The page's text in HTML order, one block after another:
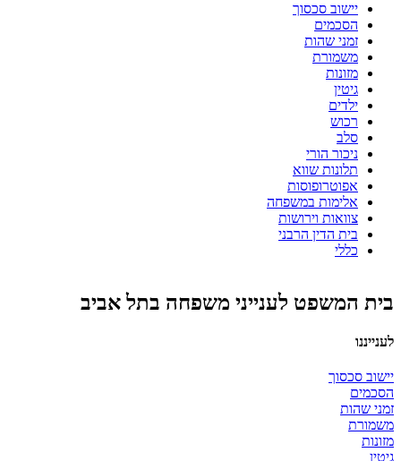
יישוב סכסוך
הסכמים
זמני שהות
משמורת
מזונות
גיטין
ילדים
רכוש
סלב
ניכור הורי
תלונות שווא
אפוטרופוסות
אלימות במשפחה
צוואות וירושות
בית הדין הרבני
כללי
בית המשפט לענייני משפחה בתל אביב
לענייננו
יישוב סכסוך
הסכמים
זמני שהות
משמורת
מזונות
גיטין